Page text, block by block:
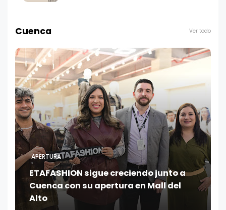
Cuenca Ver todo
APERTURA
ETAFASHION sigue creciendo junto a
Cuenca con su apertura en Mall del
Alto